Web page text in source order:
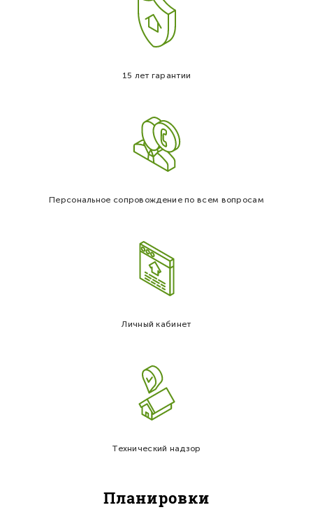
15 лет гарантии
Персональное сопровождение по всем вопросам
Личный кабинет
Технический надзор
Планировки